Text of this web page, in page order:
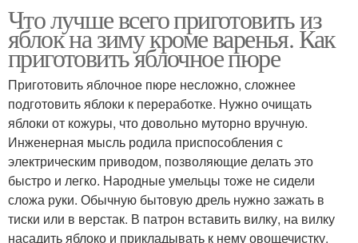
Что лучше всего приготовить из
яблок на зиму кроме варенья. Как
приготовить яблочное пюре
Приготовить яблочное пюре несложно, сложнее
подготовить яблоки к переработке. Нужно очищать
яблоки от кожуры, что довольно муторно вручную.
Инженерная мысль родила приспособления с
электрическим приводом, позволяющие делать это
быстро и легко. Народные умельцы тоже не сидели
сложа руки. Обычную бытовую дрель нужно зажать в
тиски или в верстак. В патрон вставить вилку, на вилку
насадить яблоко и прикладывать к нему овощечистку.